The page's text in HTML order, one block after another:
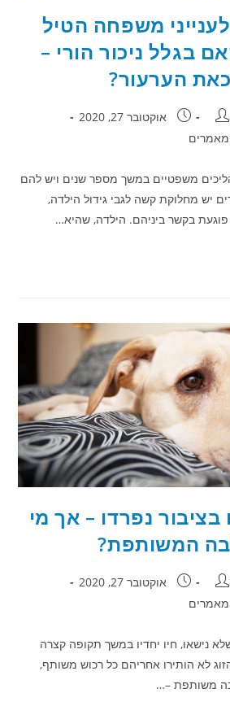
משפחה הטיל
בגלל ניכור הורי –
הערעור?
פורסם:אוקטובר 27, 2020
הליכים משפטיים במשך מספר שנים ויש להם
יש מחלוקת קשה לגבי גידול הילדה,
בקשר ביניהם. הילדה, שהיא…
בציבור נפרדו – אך מי
המשותפת?
פורסם:אוקטובר 27, 2020
שלא נישאו, חיו יחדיו במשך תקופה קצרה
2016. בני הזוג לא הותירו אחריהם כל רכוש משותף,
משותפת –…